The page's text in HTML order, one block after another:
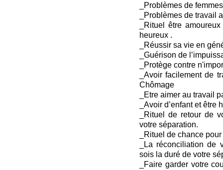
_Problèmes de
_Problèmes de travail
_Rituel être
heureux .
_Réussir sa vie en
_Guérison de
_Protège contre
_Avoir facilement de
Chômage
_Etre aimer au travail
_Avoir d’enfant et
_Rituel de retour de
votre séparation.
_Rituel de chance
_La réconciliation
sois la duré de votre
_Faire garder votre